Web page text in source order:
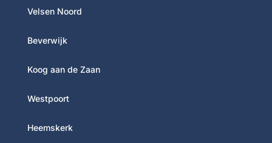
Velsen Noord
Beverwijk
Koog aan de Zaan
Westpoort
Heemskerk